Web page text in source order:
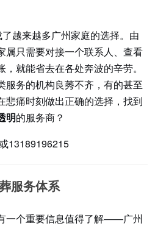
越来越多广州家庭的选择。由
属只需要对接一个联系人、查看
就能省去在各处奔波的辛劳。
服务的机构良莠不齐，有的甚至
悲痛时刻做出正确的选择，找到
明的服务商？
13189196215
服务体系
一个重要信息值得了解——广州